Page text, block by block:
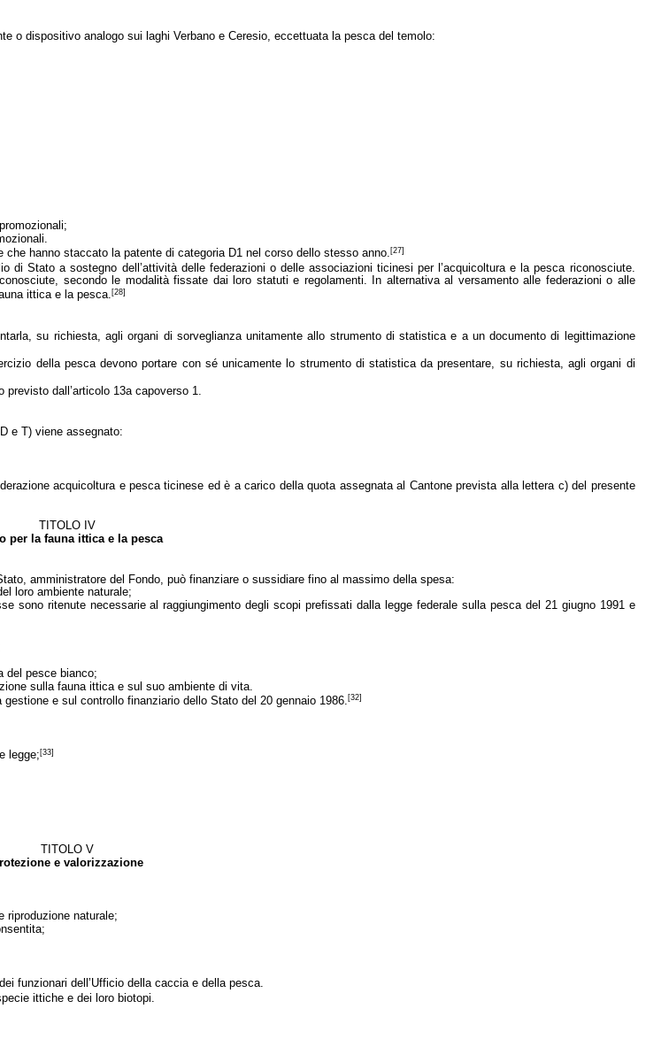
o dispositivo analogo sui laghi Verbano e Ceresio, eccettuata la pesca del temolo:
hanno staccato la patente di categoria D1 nel corso dello stesso anno.[27]
Stato a sostegno dell’attività delle federazioni o delle associazioni ticinesi per l’acquicoltura e la pesca riconosciute.
secondo le modalità fissate dai loro statuti e regolamenti. In alternativa al versamento alle federazioni o alle
ittica e la pesca.[28]
su richiesta, agli organi di sorveglianza unitamente allo strumento di statistica e a un documento di legittimazione
della pesca devono portare con sé unicamente lo strumento di statistica da presentare, su richiesta, agli organi di
dall’articolo 13a capoverso 1.
e T) viene assegnato:
acquicoltura e pesca ticinese ed è a carico della quota assegnata al Cantone prevista alla lettera c) del presente
TITOLO IV
per la fauna ittica e la pesca
amministratore del Fondo, può finanziare o sussidiare fino al massimo della spesa:
loro ambiente naturale;
sono ritenute necessarie al raggiungimento degli scopi prefissati dalla legge federale sulla pesca del 21 giugno 1991 e
del pesce bianco;
sulla fauna ittica e sul suo ambiente di vita.
e sul controllo finanziario dello Stato del 20 gennaio 1986.[32]
legge;[33]
TITOLO V
e valorizzazione
riproduzione naturale;
funzionari dell’Ufficio della caccia e della pesca.
ittiche e dei loro biotopi.